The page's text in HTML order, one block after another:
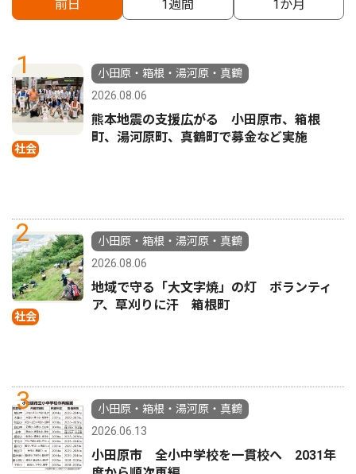
前日 1週間 1か月
1
社会
小田原・箱根・湯河原・真鶴
2026.08.06
熊本地震の支援広がる 小田原市、箱根
町、湯河原町、真鶴町で募金など実施
2
社会
小田原・箱根・湯河原・真鶴
2026.08.06
地域で守る「大文字焼」の灯 ボランティ
ア、草刈りに汗 箱根町
3
小田原・箱根・湯河原・真鶴
2026.06.13
小田原市 全小中学校を一貫校へ 2031年